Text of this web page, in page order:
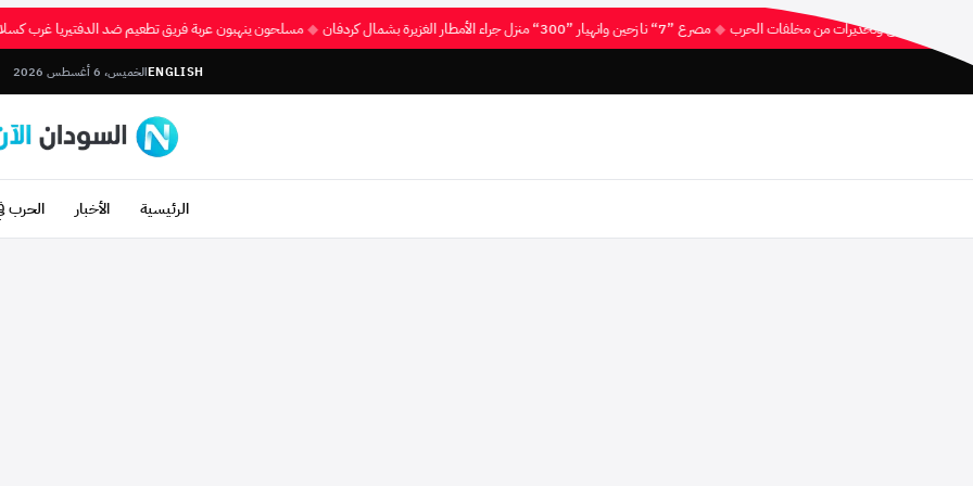
بالخرطوم بحري وتحذيرات من مخلفات الحرب ◆ مصرع ”7“ نازحين وانهيار ”300“ منزل جراء الأمطار الغزيرة بشمال كردفان ◆ مسلحون ينهبون عربة فريق تطعيم ضد الدفتيريا غرب
ENGLISHالخميس، 6 أغسطس 2026
الرئيسية الأخبار الحرب